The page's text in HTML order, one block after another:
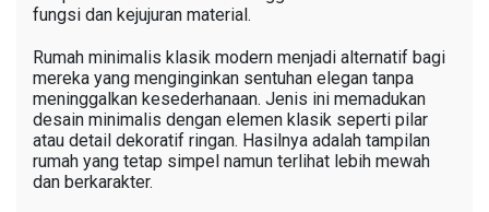
fungsi dan kejujuran material.
Rumah minimalis klasik modern menjadi alternatif bagi
mereka yang menginginkan sentuhan elegan tanpa
meninggalkan kesederhanaan. Jenis ini memadukan
desain minimalis dengan elemen klasik seperti pilar
atau detail dekoratif ringan. Hasilnya adalah tampilan
rumah yang tetap simpel namun terlihat lebih mewah
dan berkarakter.